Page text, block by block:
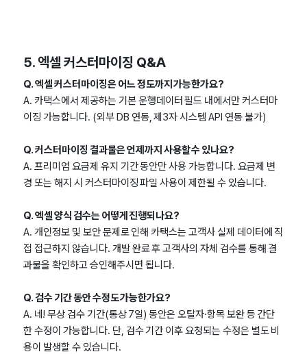
5. 엑셀 커스터마이징 Q&A
Q. 엑셀 커스터마이징은 어느 정도까지 가능한가요?
A. 카택스에서 제공하는 기본 운행데이터 필드 내에서만 커스터마
이징 가능합니다. (외부 DB 연동, 제3자 시스템 API 연동 불가)
Q. 커스터마이징 결과물은 언제까지 사용할 수 있나요?
A. 프리미엄 요금제 유지 기간 동안만 사용 가능합니다. 요금제 변
경 또는 해지 시 커스터마이징 파일 사용이 제한될 수 있습니다.
Q. 엑셀 양식 검수는 어떻게 진행되나요?
A. 개인정보 및 보안 문제로 인해 카택스는 고객사 실제 데이터에 직
접 접근하지 않습니다. 개발 완료 후 고객사의 자체 검수를 통해 결
과물을 확인하고 승인해주시면 됩니다.
Q. 검수 기간 동안 수정도 가능한가요?
A. 네! 무상 검수 기간(통상 7일) 동안은 오탈자·항목 보완 등 간단
한 수정이 가능합니다. 단, 검수 기간 이후 요청되는 수정은 별도 비
용이 발생할 수 있습니다.